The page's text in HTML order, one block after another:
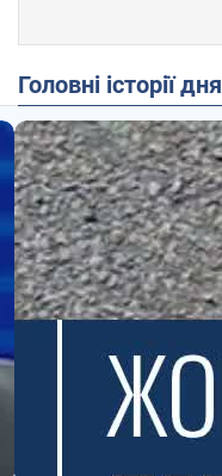
Головні історії дня